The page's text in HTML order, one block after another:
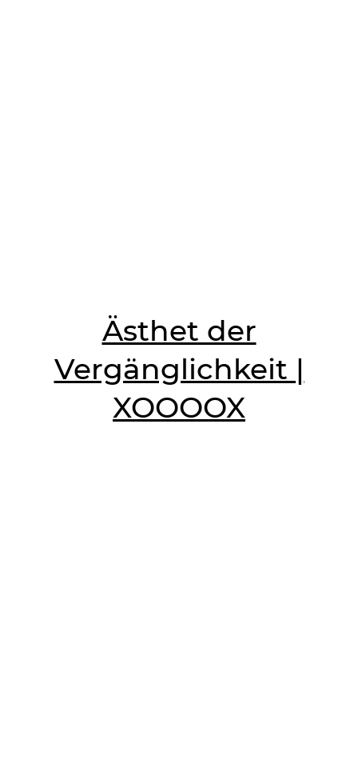
Ästhet der
Vergänglichkeit |
XOOOOX